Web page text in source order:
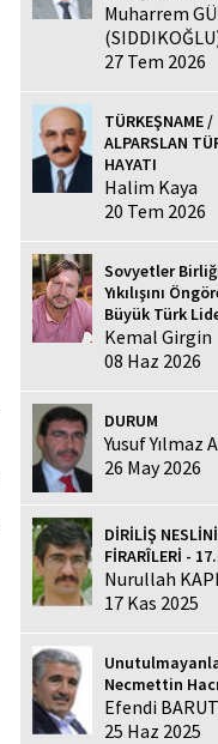
Muharrem
27 Tem 2026
TÜRKEŞNAME /
ALPARSLAN
HAYATI
Halim Kaya
20 Tem 2026
Sovyetler
Yıkılışını
Büyük Türk
Kemal Girgin
08 Haz 2026
DURUM
Yusuf Yılmaz
26 May 2026
DİRİLİŞ
FİRARÎLERİ -
Nurullah
17 Kas 2025
Necmettin
Efendi
25 Haz 2025